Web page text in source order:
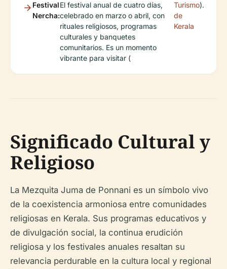
Festival
Nercha:
El festival anual de cuatro días,
celebrado en marzo o abril, con
rituales religiosos, programas
culturales y banquetes
comunitarios. Es un momento
vibrante para visitar (
Turismo
de
Kerala
).
Significado Cultural y
Religioso
La Mezquita Juma de Ponnani es un símbolo vivo
de la coexistencia armoniosa entre comunidades
religiosas en Kerala. Sus programas educativos y
de divulgación social, la continua erudición
religiosa y los festivales anuales resaltan su
relevancia perdurable en la cultura local y regional